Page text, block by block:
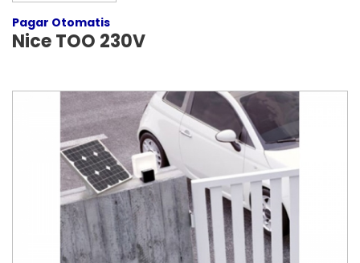
Pagar Otomatis
Nice TOO 230V